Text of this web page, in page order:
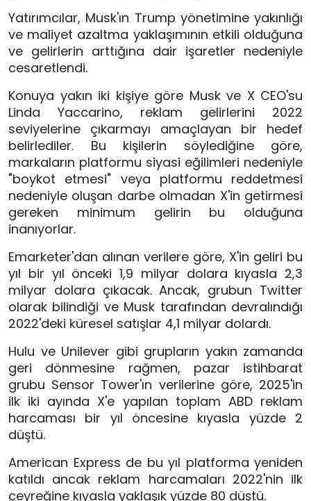
Yatırımcılar, Musk'ın Trump yönetimine yakınlığı
ve maliyet azaltma yaklaşımının etkili olduğuna
ve gelirlerin arttığına dair işaretler nedeniyle
cesaretlendi.
Konuya yakın iki kişiye göre Musk ve X CEO'su
Linda Yaccarino, reklam gelirlerini 2022
seviyelerine çıkarmayı amaçlayan bir hedef
belirlediler. Bu kişilerin söylediğine göre,
markaların platformu siyasi eğilimleri nedeniyle
"boykot etmesi" veya platformu reddetmesi
nedeniyle oluşan darbe olmadan X'in getirmesi
gereken minimum gelirin bu olduğuna
inanıyorlar.
Emarketer'dan alınan verilere göre, X'in geliri bu
yıl bir yıl önceki 1,9 milyar dolara kıyasla 2,3
milyar dolara çıkacak. Ancak, grubun Twitter
olarak bilindiği ve Musk tarafından devralındığı
2022'deki küresel satışlar 4,1 milyar dolardı.
Hulu ve Unilever gibi grupların yakın zamanda
geri dönmesine rağmen, pazar istihbarat
grubu Sensor Tower'ın verilerine göre, 2025'in
ilk iki ayında X'e yapılan toplam ABD reklam
harcaması bir yıl öncesine kıyasla yüzde 2
düştü.
American Express de bu yıl platforma yeniden
katıldı ancak reklam harcamaları 2022'nin ilk
çeyreğine kıyasla yaklaşık yüzde 80 düştü.